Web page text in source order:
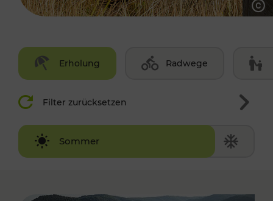
Erholung Radwege
Filter zurücksetzen
Sommer
Winter